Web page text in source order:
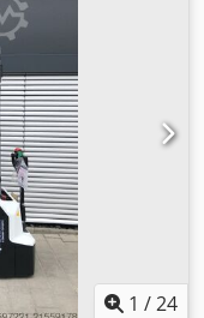
1 /24